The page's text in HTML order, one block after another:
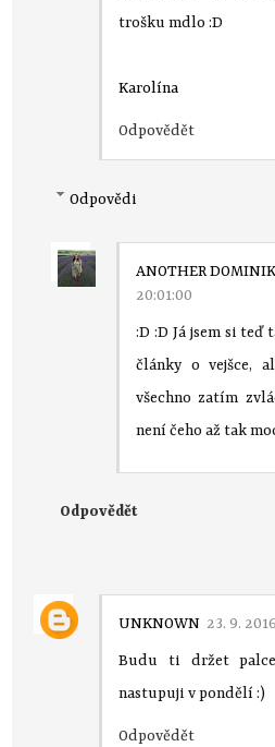
trošku mdlo :D
Karolína
Odpovědět
Odpovědi
ANOTHER
20:01:00
:D :D Já jsem si teď
články o vejšce,
všechno zatím
není čeho až tak
Odpovědět
UNKNOWN 23. 9.
Budu ti držet
nastupuji v pondělí :)
Odpovědět